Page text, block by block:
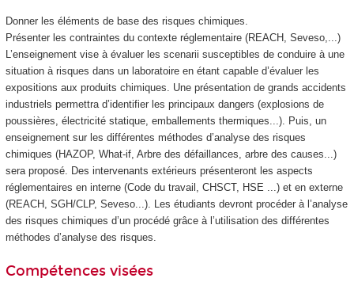
Donner les éléments de base des risques chimiques.
Présenter les contraintes du contexte réglementaire (REACH, Seveso,...)
L’enseignement vise à évaluer les scenarii susceptibles de conduire à une
situation à risques dans un laboratoire en étant capable d’évaluer les
expositions aux produits chimiques. Une présentation de grands accidents
industriels permettra d’identifier les principaux dangers (explosions de
poussières, électricité statique, emballements thermiques...). Puis, un
enseignement sur les différentes méthodes d’analyse des risques
chimiques (HAZOP, What-if, Arbre des défaillances, arbre des causes...)
sera proposé. Des intervenants extérieurs présenteront les aspects
réglementaires en interne (Code du travail, CHSCT, HSE ...) et en externe
(REACH, SGH/CLP, Seveso...). Les étudiants devront procéder à l’analyse
des risques chimiques d’un procédé grâce à l’utilisation des différentes
méthodes d’analyse des risques.
Compétences visées